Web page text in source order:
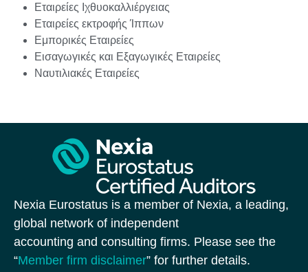
Εταιρείες Ιχθυοκαλλιέργειας
Εταιρείες εκτροφής Ίππων
Εμπορικές Εταιρείες
Εισαγωγικές και Εξαγωγικές Εταιρείες
Ναυτιλιακές Εταιρείες
Nexia Eurostatus is a member of Nexia, a leading,
global network of independent
accounting and consulting firms. Please see the
“Member firm disclaimer” for further details.